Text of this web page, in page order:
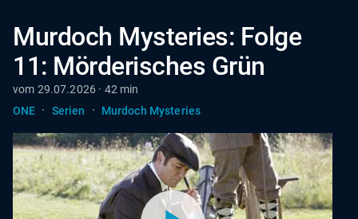
Murdoch Mysteries: Folge
11: Mörderisches Grün
vom 29.07.2026 · 42 min
ONE · Serien · Murdoch Mysteries